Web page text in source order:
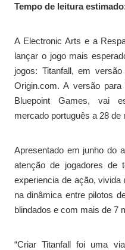
Tempo de leitura
A Electronic Arts e a
lançar o jogo mais
jogos: Titanfall, em
Origin.com. A versão
Bluepoint Games, vai
mercado português a 28 de
Apresentado em junho do
atenção de jogadores de
experiencia de ação,
na dinâmica entre pilotos
blindados e com mais de 7
“Criar Titanfall foi uma